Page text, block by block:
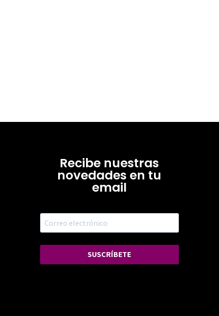
Recibe nuestras
novedades en tu
email
SUSCRÍBETE